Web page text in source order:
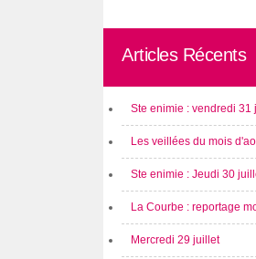
Articles Récents
Ste enimie : vendredi 31
Les veillées du mois
Ste enimie : Jeudi 30
La Courbe : reportage
Mercredi 29 juillet